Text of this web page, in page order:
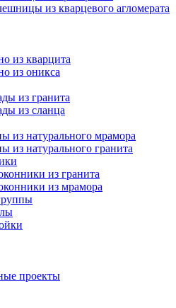
из кварцевого агломерата
из кварцита
из оникса
из гранита
из сланца
из натурального мрамора
из натурального гранита
из гранита
из мрамора
проекты